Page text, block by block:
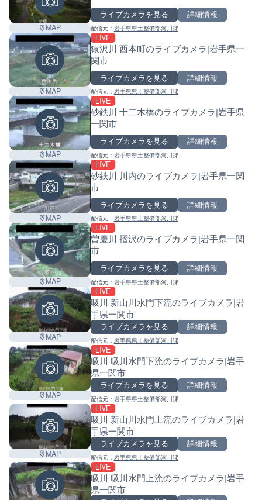
MAP
ライブカメラを見る 詳細情報
配信元： 岩手県県土整備部河川課
MAP
LIVE
猿沢川 西本町のライブカメラ|岩手県一
関市
ライブカメラを見る 詳細情報
配信元： 岩手県県土整備部河川課
MAP
LIVE
砂鉄川 十二木橋のライブカメラ|岩手県
一関市
ライブカメラを見る 詳細情報
配信元： 岩手県県土整備部河川課
MAP
LIVE
砂鉄川 川内のライブカメラ|岩手県一関
市
ライブカメラを見る 詳細情報
配信元： 岩手県県土整備部河川課
MAP
LIVE
曽慶川 摺沢のライブカメラ|岩手県一関
市
ライブカメラを見る 詳細情報
配信元： 岩手県県土整備部河川課
MAP
LIVE
吸川 新山川水門下流のライブカメラ|岩
手県一関市
ライブカメラを見る 詳細情報
配信元： 岩手県県土整備部河川課
MAP
LIVE
吸川 吸川水門下流のライブカメラ|岩手
県一関市
ライブカメラを見る 詳細情報
配信元： 岩手県県土整備部河川課
MAP
LIVE
吸川 新山川水門上流のライブカメラ|岩
手県一関市
ライブカメラを見る 詳細情報
配信元： 岩手県県土整備部河川課
LIVE
吸川 吸川水門上流のライブカメラ|岩手
県一関市